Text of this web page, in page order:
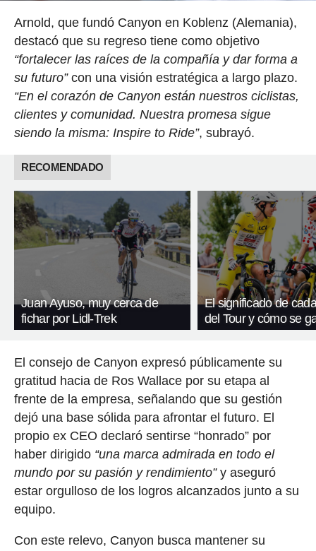
Arnold, que fundó Canyon en Koblenz (Alemania),
destacó que su regreso tiene como objetivo
“fortalecer las raíces de la compañía y dar forma a
su futuro”con una visión estratégica a largo plazo.
“En el corazón de Canyon están nuestros ciclistas,
clientes y comunidad. Nuestra promesa sigue
siendo la misma: Inspire to Ride”, subrayó.
RECOMENDADO
Juan Ayuso, muy cerca de
fichar por Lidl-Trek
El significado de
del Tour y cómo se
El consejo de Canyon expresó públicamente su
gratitud hacia de Ros Wallace por su etapa al
frente de la empresa, señalando que su gestión
dejó una base sólida para afrontar el futuro. El
propio ex CEO declaró sentirse “honrado” por
haber dirigido “una marca admirada en todo el
mundo por su pasión y rendimiento”y aseguró
estar orgulloso de los logros alcanzados junto a su
equipo.
Con este relevo, Canyon busca mantener su